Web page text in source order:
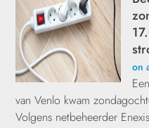
on
van Venlo kwam
Volgens netbeheerder